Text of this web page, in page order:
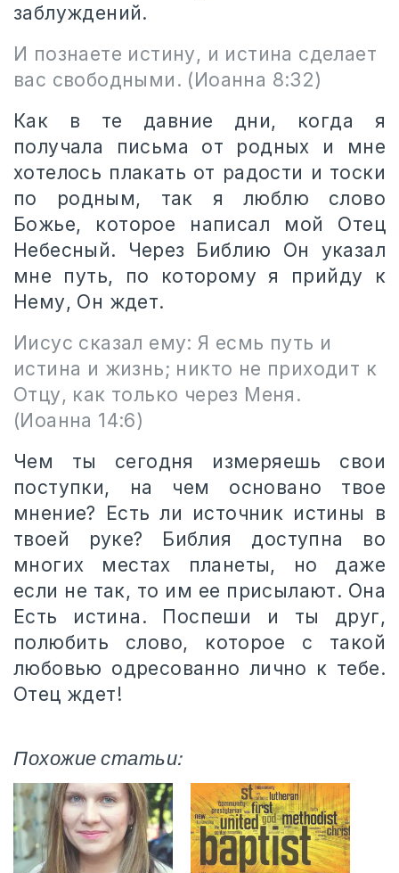
заблуждений.
И познаете истину, и истина сделает
вас свободными. (Иоанна 8:32)
Как в те давние дни, когда я
получала письма от родных и мне
хотелось плакать от радости и тоски
по родным, так я люблю слово
Божье, которое написал мой Отец
Небесный. Через Библию Он указал
мне путь, по которому я прийду к
Нему, Он ждет.
Иисус сказал ему: Я есмь путь и
истина и жизнь; никто не приходит к
Отцу, как только через Меня.
(Иоанна 14:6)
Чем ты сегодня измеряешь свои
поступки, на чем основано твое
мнение? Есть ли источник истины в
твоей руке? Библия доступна во
многих местах планеты, но даже
если не так, то им ее присылают. Она
Есть истина. Поспеши и ты друг,
полюбить слово, которое с такой
любовью одресованно лично к тебе.
Отец ждет!
Похожие статьи: